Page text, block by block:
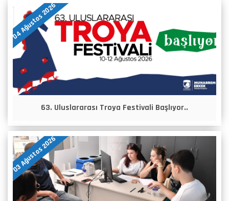
04 Ağustos 2026
63. Uluslararası Troya Festivali Başlıyor..
03 Ağustos 2026